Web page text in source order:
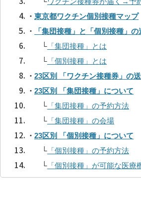
・東京都ワクチン個別接種マップ
・
「集団接種」と「個別接種」の
└ 「集団接種」とは
└ 「個別接種」とは
・23区別 「ワクチン接種券」の
・23区別 「集団接種」について
└ 「集団接種」の予約方法
└ 「集団接種」の会場
・23区別 「個別接種」について
└ 「個別接種」の予約方法
└ 「個別接種」が可能な医療